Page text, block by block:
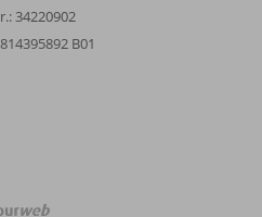
34220902
B01